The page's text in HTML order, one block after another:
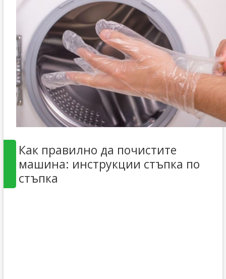
Как правилно да почистите
машина: инструкции стъпка по
стъпка